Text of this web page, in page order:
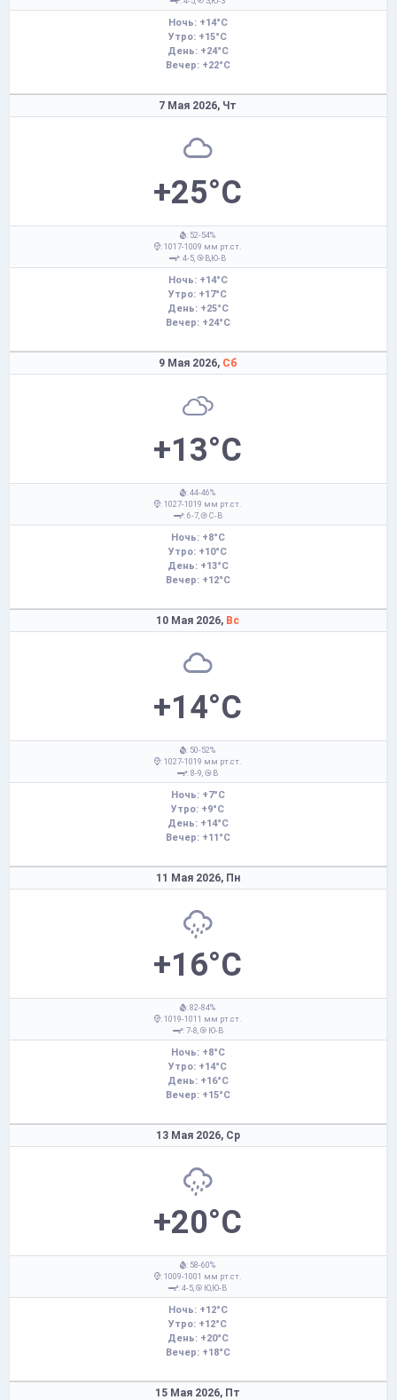
Ночь: +14°C
Утро: +15°C
День: +24°C
Вечер: +22°C
7 Мая 2026, Чт
+25°C
: 52-54%
: 1017-1009 мм рт.ст.
: 4-5,
В,Ю-В
Ночь: +14°C
Утро: +17°C
День: +25°C
Вечер: +24°C
9 Мая 2026, Сб
+13°C
: 44-46%
: 1027-1019 мм рт.ст.
: 6-7,
С-В
Ночь: +8°C
Утро: +10°C
День: +13°C
Вечер: +12°C
10 Мая 2026, Вс
+14°C
: 50-52%
: 1027-1019 мм рт.ст.
: 8-9,
В
Ночь: +7°C
Утро: +9°C
День: +14°C
Вечер: +11°C
11 Мая 2026, Пн
+16°C
: 82-84%
: 1019-1011 мм рт.ст.
: 7-8,
Ю-В
Ночь: +8°C
Утро: +14°C
День: +16°C
Вечер: +15°C
13 Мая 2026, Ср
+20°C
: 58-60%
: 1009-1001 мм рт.ст.
: 4-5,
Ю,Ю-В
Ночь: +12°C
Утро: +12°C
День: +20°C
Вечер: +18°C
15 Мая 2026, Пт